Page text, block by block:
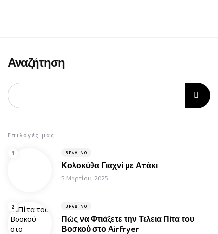
Αναζήτηση
Επιλογές μας
ΒΡΑΔΙΝΌ
Κολοκύθα Γιαχνί με Απάκι
5 Μαρτίου, 2025
ΒΡΑΔΙΝΌ
Πώς να Φτιάξετε την Τέλεια Πίτα του
Βοσκού στο Airfryer